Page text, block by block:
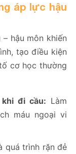
áp lực hậu
hậu môn khiến
tạo điều kiện
cơ học thường
đi cầu: Làm
máu ngoại vi
quá trình rặn đẻ